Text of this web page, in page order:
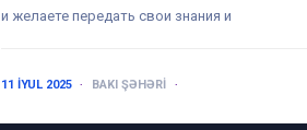
и желаете передать свои знания и
11 IYUL 2025 BAKI ŞƏHƏRI